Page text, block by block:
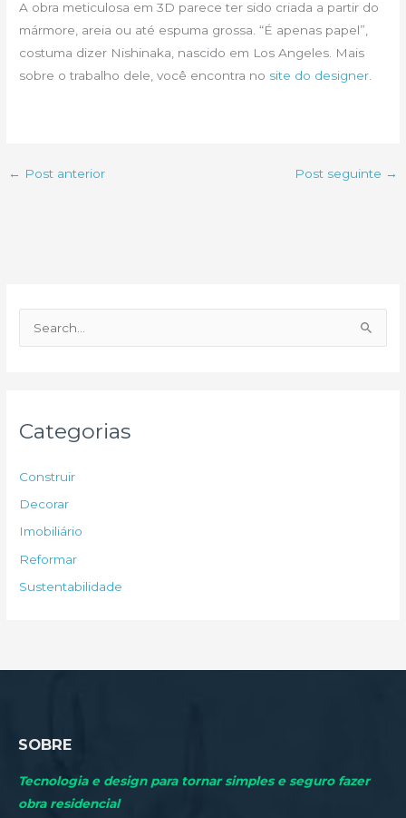
A obra meticulosa em 3D parece ter sido criada a partir do
mármore, areia ou até espuma grossa. “É apenas papel”,
costuma dizer Nishinaka, nascido em Los Angeles. Mais
sobre o trabalho dele, você encontra no site do designer
← Post anterior Post seguinte →
e
p
o
r
Categorias
Construir
Decorar
Imobiliário
Reformar
Sustentabilidade
SOBRE
Tecnologia e design para tornar simples e seguro fazer
obra residencial